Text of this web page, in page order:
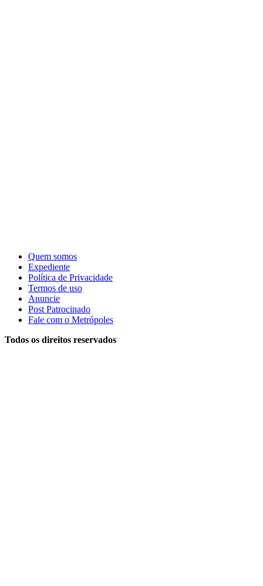
Quem somos
Expediente
Política de Privacidade
Termos de uso
Anuncie
Post Patrocinado
Fale com o Metrópoles
Todos os direitos reservados